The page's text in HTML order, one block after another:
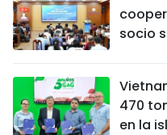
socio
470
en la